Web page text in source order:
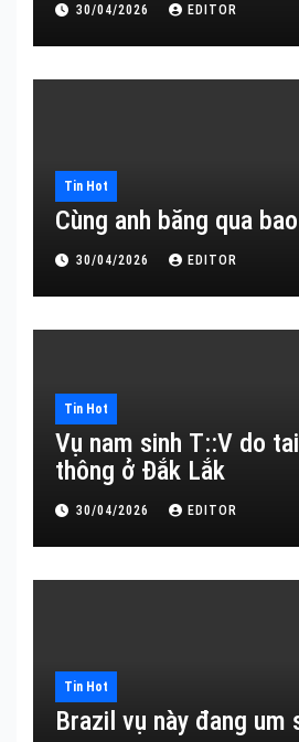
30/04/2026 EDITOR
Tin Hot
Cùng anh băng qua
30/04/2026 EDITOR
Tin Hot
Vụ nam sinh T::V do
thông ở Đắk Lắk
30/04/2026 EDITOR
Tin Hot
Brazil vụ này đang um